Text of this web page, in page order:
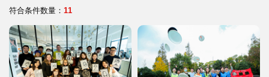
符合条件数量： 11